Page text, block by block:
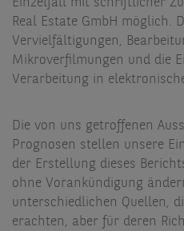
Real Estate GmbH möglich.
Vervielfältigungen,
Mikroverfilmungen und die
Verarbeitung in
Die von uns getroffenen
Prognosen stellen unsere
der Erstellung dieses
ohne Vorankündigung
unterschiedlichen Quellen,
erachten, aber für deren